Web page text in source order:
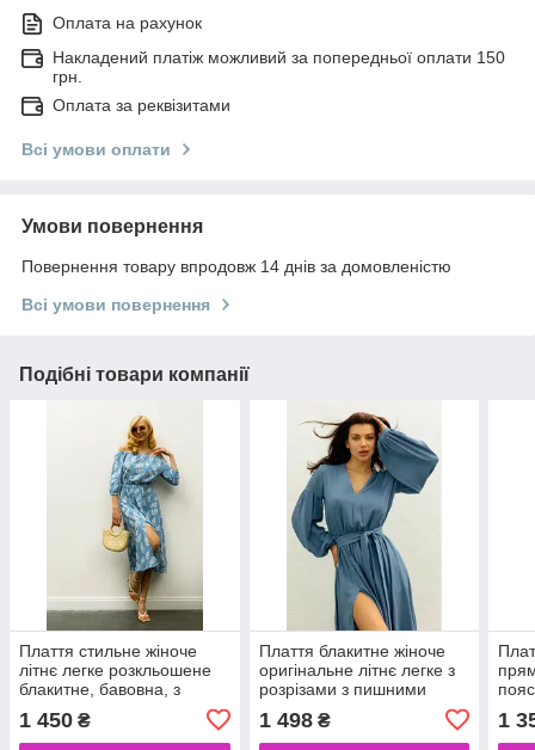
Оплата на рахунок
Накладений платіж можливий за попередньої оплати 150
грн.
Оплата за реквізитами
Всі умови оплати
Умови повернення
Повернення товару впродовж 14 днів за домовленістю
Всі умови повернення
Подібні товари компанії
Плаття стильне жіноче
літнє легке розкльошене
блакитне, бавовна, з
1 450 ₴
Плаття блакитне жіноче
оригінальне літнє легке з
розрізами з пишними
1 498₴ 1